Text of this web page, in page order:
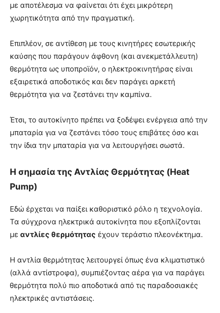
με αποτέλεσμα να φαίνεται ότι έχει μικρότερη
χωρητικότητα από την πραγματική.
Επιπλέον, σε αντίθεση με τους κινητήρες εσωτερικής
καύσης που παράγουν άφθονη (και ανεκμετάλλευτη)
θερμότητα ως υποπροϊόν, ο ηλεκτροκινητήρας είναι
εξαιρετικά αποδοτικός και δεν παράγει αρκετή
θερμότητα για να ζεστάνει την καμπίνα.
Έτσι, το αυτοκίνητο πρέπει να ξοδέψει ενέργεια από την
μπαταρία για να ζεστάνει τόσο τους επιβάτες όσο και
την ίδια την μπαταρία για να λειτουργήσει σωστά.
Η σημασία της Αντλίας Θερμότητας (Heat
Pump)
Εδώ έρχεται να παίξει καθοριστικό ρόλο η τεχνολογία.
Τα σύγχρονα ηλεκτρικά αυτοκίνητα που εξοπλίζονται
με αντλίες θερμότητας έχουν τεράστιο πλεονέκτημα.
Η αντλία θερμότητας λειτουργεί όπως ένα κλιματιστικό
(αλλά αντίστροφα), συμπιέζοντας αέρα για να παράγει
θερμότητα πολύ πιο αποδοτικά από τις παραδοσιακές
ηλεκτρικές αντιστάσεις.